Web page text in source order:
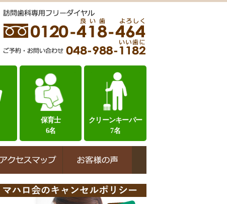
保育士
6名
クリーンキーパー
7名